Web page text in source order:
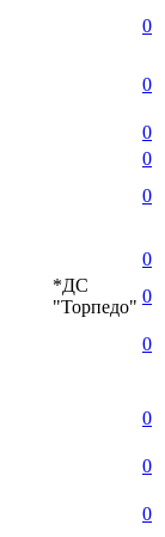
0
0
0
0
0
0
*ДС
"Торпедо"
0
0
0
0
0